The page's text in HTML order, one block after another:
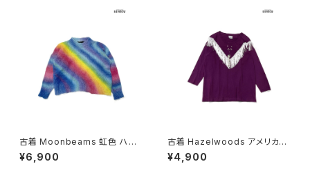
古着 Moonbeams 虹色 ハイ
ネック 総柄 長袖 ニット セータ
ー カラフル 水色 (ttu2501051)
¥6,900
古着 Hazelwoods アメリカ製
フリンジ 無地 コットン100％ 長
袖 Ｔシャツ 紫 (ttu2501287)
¥4,900